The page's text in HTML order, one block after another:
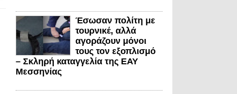
Έσωσαν πολίτη με
τουρνικέ, αλλά
αγοράζουν μόνοι
τους τον εξοπλισμό
– Σκληρή καταγγελία της ΕΑΥ
Μεσσηνίας